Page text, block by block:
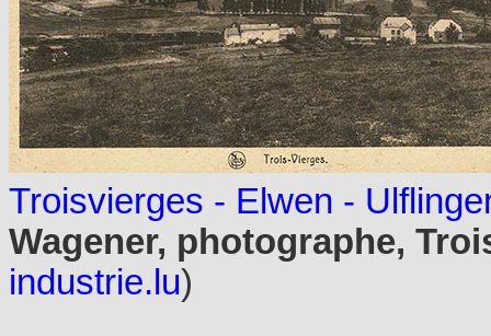
Troisvierges - Elwen -
Wagener, photographe,
industrie.lu)